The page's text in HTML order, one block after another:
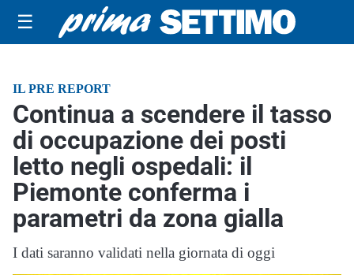
☰
IL PRE REPORT
Continua a scendere il tasso
di occupazione dei posti
letto negli ospedali: il
Piemonte conferma i
parametri da zona gialla
I dati saranno validati nella giornata di oggi